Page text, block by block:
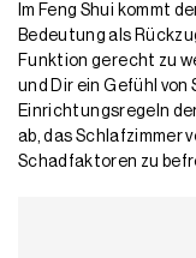
Im Feng Shui kommt
Bedeutung als
Funktion gerecht zu
und Dir ein Gefühl
Einrichtungsregeln
ab, das Schlafzimmer
Schadfaktoren zu